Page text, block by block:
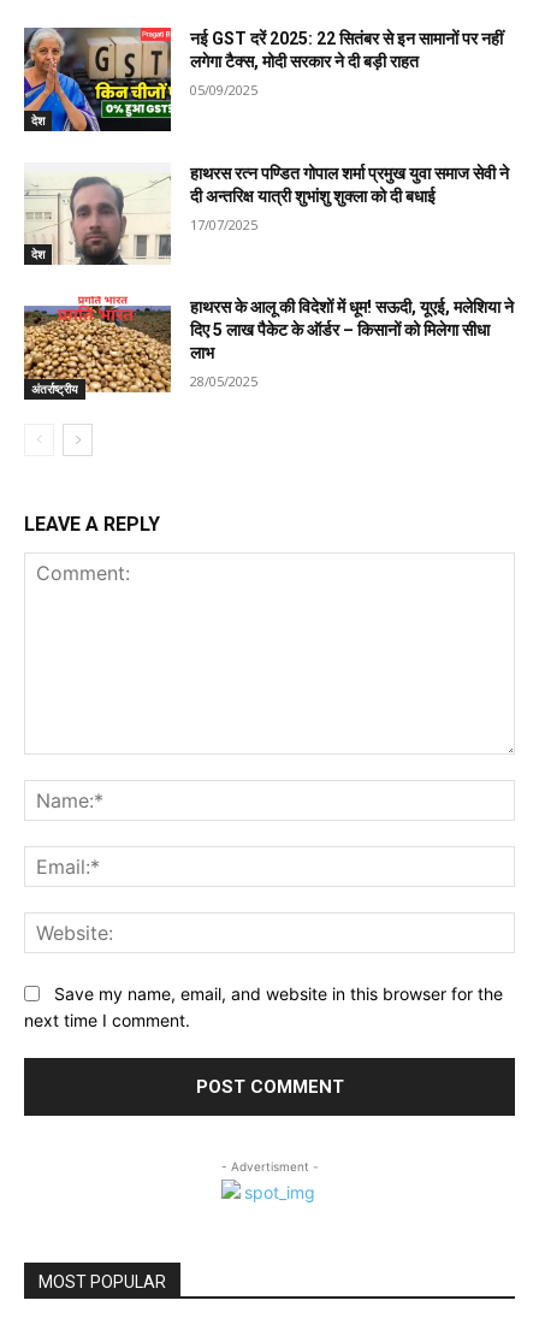
देश
नई GST दरें 2025: 22 सितंबर से इन सामानों पर नहीं
लगेगा टैक्स, मोदी सरकार ने दी बड़ी राहत
05/09/2025
देश
हाथरस रत्न पण्डित गोपाल शर्मा प्रमुख युवा समाज सेवी ने
दी अन्तरिक्ष यात्री शुभांशु शुक्ला को दी बधाई
17/07/2025
अंतर्राष्ट्रीय
हाथरस के आलू की विदेशों में धूम! सऊदी, यूएई, मलेशिया ने
दिए 5 लाख पैकेट के ऑर्डर – किसानों को मिलेगा सीधा
लाभ
28/05/2025
LEAVE A REPLY
Save my name, email, and website in this browser for the
next time I comment.
- Advertisment -
MOST POPULAR